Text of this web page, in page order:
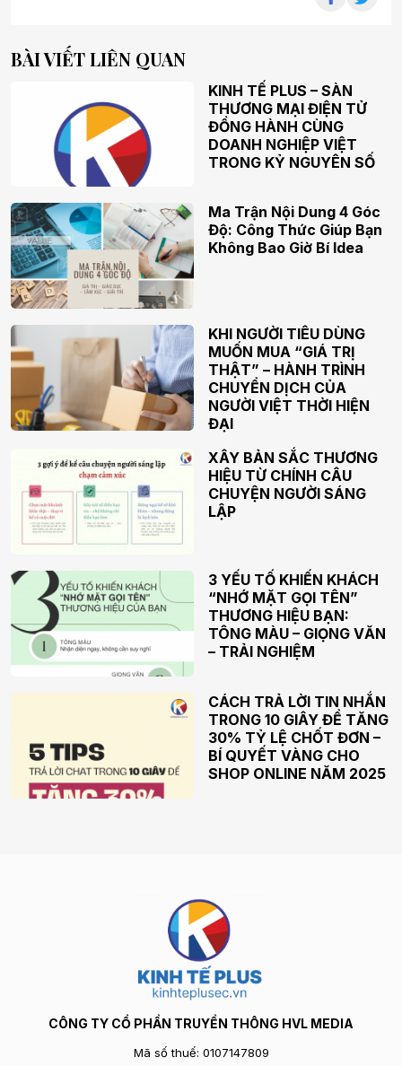
BÀI VIẾT LIÊN QUAN
KINH TẾ PLUS – SÀN
THƯƠNG MẠI ĐIỆN TỬ
ĐỒNG HÀNH CÙNG
DOANH NGHIỆP VIỆT
TRONG KỶ NGUYÊN SỐ
Ma Trận Nội Dung 4 Góc
Độ: Công Thức Giúp Bạn
Không Bao Giờ Bí Idea
KHI NGƯỜI TIÊU DÙNG
MUỐN MUA “GIÁ TRỊ
THẬT” – HÀNH TRÌNH
CHUYỂN DỊCH CỦA
NGƯỜI VIỆT THỜI HIỆN
ĐẠI
XÂY BẢN SẮC THƯƠNG
HIỆU TỪ CHÍNH CÂU
CHUYỆN NGƯỜI SÁNG
LẬP
3 YẾU TỐ KHIẾN KHÁCH
“NHỚ MẶT GỌI TÊN”
THƯƠNG HIỆU BẠN:
TÔNG MÀU – GIỌNG VĂN
– TRẢI NGHIỆM
CÁCH TRẢ LỜI TIN NHẮN
TRONG 10 GIÂY ĐỂ TĂNG
30% TỶ LỆ CHỐT ĐƠN –
BÍ QUYẾT VÀNG CHO
SHOP ONLINE NĂM 2025
CÔNG TY CỔ PHẦN TRUYỀN THÔNG HVL MEDIA
Mã số thuế: 0107147809